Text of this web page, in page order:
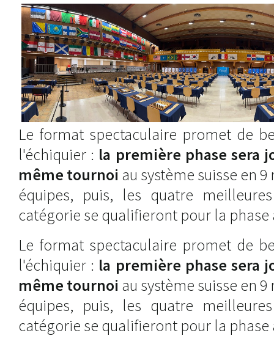
Le format spectaculaire promet de
l'échiquier : la première phase sera
même tournoi au système suisse en
équipes, puis, les quatre
catégorie se qualifieront pour la
Le format spectaculaire promet de
l'échiquier : la première phase sera
même tournoi au système suisse en
équipes, puis, les quatre
catégorie se qualifieront pour la